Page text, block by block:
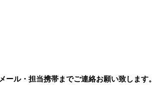
ル・担当携帯までご連絡お願い致します。